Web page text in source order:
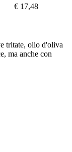
€ 17,48
tritate, olio d'oliva
ma anche con